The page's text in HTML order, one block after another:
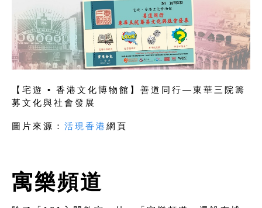
【宅遊 • 香港文化博物館】善道同行—東華三院籌
募文化與社會發展
圖片來源： 活現香港 網頁
寓樂頻道